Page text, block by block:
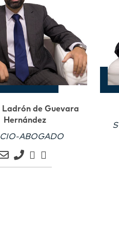
Ladrón de Guevara
Hernández
ABOGADO